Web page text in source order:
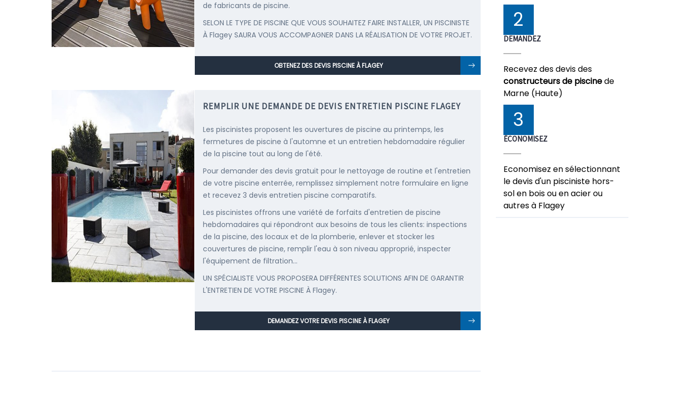
de fabricants de piscine.
SELON LE TYPE DE PISCINE QUE VOUS SOUHAITEZ FAIRE INSTALLER, UN PISCINISTE
À Flagey SAURA VOUS ACCOMPAGNER DANS LA RÉALISATION DE VOTRE PROJET.
OBTENEZ DES DEVIS PISCINE À FLAGEY
REMPLIR UNE DEMANDE DE DEVIS ENTRETIEN PISCINE FLAGEY
Les piscinistes proposent les ouvertures de piscine au printemps, les
fermetures de piscine à l'automne et un entretien hebdomadaire régulier
de la piscine tout au long de l'été.
Pour demander des devis gratuit pour le nettoyage de routine et l'entretien
de votre piscine enterrée, remplissez simplement notre formulaire en ligne
et recevez 3 devis entretien piscine comparatifs.
Les piscinistes offrons une variété de forfaits d'entretien de piscine
hebdomadaires qui répondront aux besoins de tous les clients: inspections
de la piscine, des locaux et de la plomberie, enlever et stocker les
couvertures de piscine, remplir l'eau à son niveau approprié, inspecter
l'équipement de filtration...
UN SPÉCIALISTE VOUS PROPOSERA DIFFÉRENTES SOLUTIONS AFIN DE GARANTIR
L'ENTRETIEN DE VOTRE PISCINE À Flagey.
DEMANDEZ VOTRE DEVIS PISCINE À FLAGEY
2
DEMANDEZ
Recevez des devis des
constructeurs de piscinede
Marne (Haute)
3
ÉCONOMISEZ
Economisez en sélectionnant
le devis d'un pisciniste hors-
sol en bois ou en acier ou
autres à Flagey